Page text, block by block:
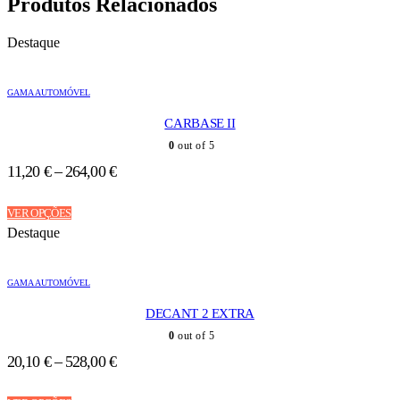
Destaque
GAMA AUTOMÓVEL
CARBASE II
0 out of 5
11,20 €–264,00€
VER OPÇÕESThis
product
The
on
Destaque
GAMA AUTOMÓVEL
DECANT 2 EXTRA
0 out of 5
20,10 €–528,00€
This